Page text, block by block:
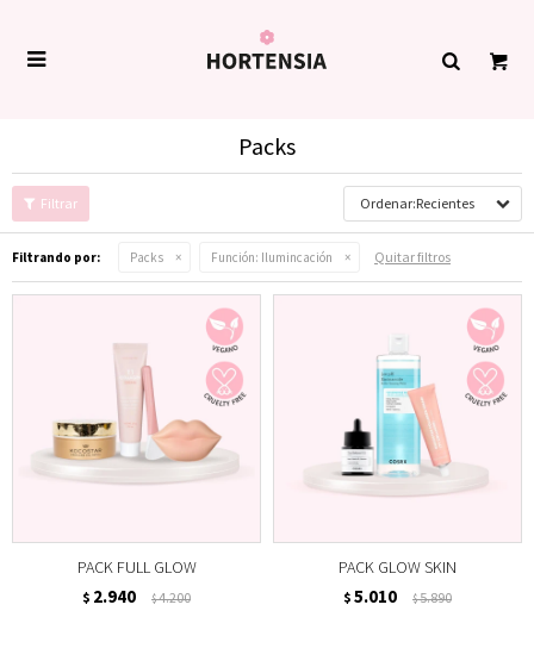

Packs
Recientes
Filtrando por: Packs Función: Ilumincación Quitar filtros
PACK FULL GLOW
$ 2.940 $4.200
PACK GLOW SKIN
$ 5.010 $5.890